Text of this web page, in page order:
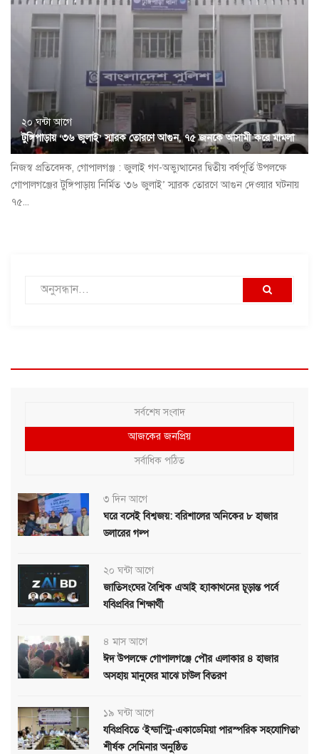
২০ ঘন্টা আগে
টুঙ্গিপাড়ায় ‘৩৬ জুলাই’ স্মারক তোরণে আগুন, ৭৫ জনকে আসামী করে মামলা
নিজস্ব প্রতিবেদক, গোপালগঞ্জ : জুলাই গণ-অভ্যুত্থানের দ্বিতীয় বর্ষপূর্তি উপলক্ষে
গোপালগঞ্জের টুঙ্গিপাড়ায় নির্মিত ‘৩৬ জুলাই’ স্মারক তোরণে আগুন দেওয়ার ঘটনায়
৭৫...
সর্বশেষ সংবাদ
আজকের জনপ্রিয়
সর্বাধিক পঠিত
৩ দিন আগে
ঘরে বসেই বিশ্বজয়: বরিশালের অনিকের ৮ হাজার
ডলারের গল্প
২০ ঘন্টা আগে
জাতিসংঘের বৈশ্বিক এআই হ্যাকাথনের চূড়ান্ত পর্বে
যবিপ্রবির শিক্ষার্থী
৪ মাস আগে
ঈদ উপলক্ষে গোপালগঞ্জে পৌর এলাকার ৪ হাজার
অসহায় মানুষের মাঝে চাউল বিতরণ
১৯ ঘন্টা আগে
যবিপ্রবিতে ‘ইন্ডাস্ট্রি-একাডেমিয়া পারস্পরিক সহযোগিতা’
শীর্ষক সেমিনার অনুষ্ঠিত